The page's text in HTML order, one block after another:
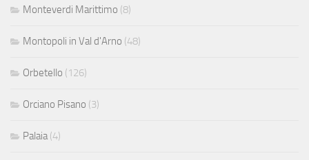
Monteverdi Marittimo (8)
Montopoli in Val d'Arno (48)
Orbetello (126)
Orciano Pisano (3)
Palaia (4)